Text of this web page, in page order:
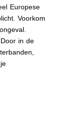
Europese
Voorkom
in de